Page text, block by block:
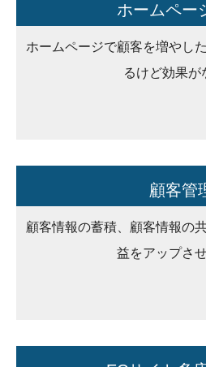
ホームペー
ホームページで顧客を増やし
るけど効果が
顧客管
顧客情報の蓄積、顧客情報の
益をアップさせ